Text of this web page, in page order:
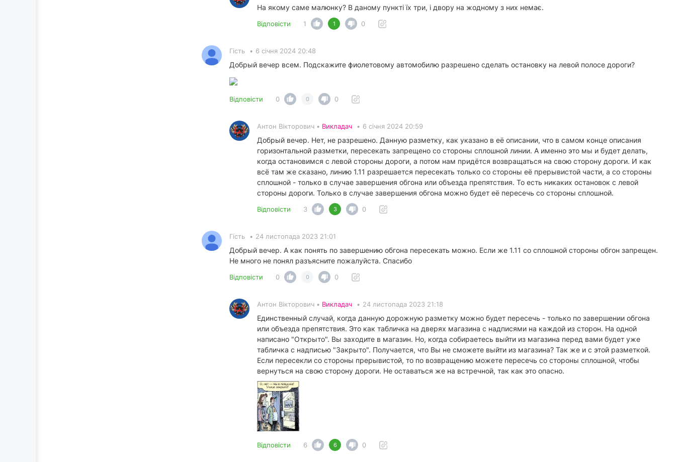
На якому саме малюнку? В даному пункті їх три, і двору на жодному з них немає.
Відповісти 1 1 0
Гість • 6 січня 2024 20:48
Добрый вечер всем. Подскажите фиолетовому автомобилю разрешено сделать остановку на левой полосе дороги?
Відповісти 0 0 0
Антон Вікторович • Викладач • 6 січня 2024 20:59
Добрый вечер. Нет, не разрешено. Данную разметку, как указано в её описании, что в самом конце описания
горизонтальной разметки, пересекать запрещено со стороны сплошной линии. А именно это мы и будет делать,
когда остановимся с левой стороны дороги, а потом нам придётся возвращаться на свою сторону дороги. И как
всё там же сказано, линию 1.11 разрешается пересекать только со стороны её прерывистой части, а со стороны
сплошной - только в случае завершения обгона или объезда препятствия. То есть никаких остановок с левой
стороны дороги. Только в случае завершения обгона можно будет её пересечь со стороны сплошной.
Відповісти 3 3 0
Гість • 24 листопада 2023 21:01
Добрый вечер. А как понять по завершению обгона пересекать можно. Если же 1.11 со сплошной стороны обгон запрещен.
Не много не понял разъясните пожалуйста. Спасибо
Відповісти 0 0 0
Антон Вікторович • Викладач • 24 листопада 2023 21:18
Единственный случай, когда данную дорожную разметку можно будет пересечь - только по завершении обгона
или объезда препятствия. Это как табличка на дверях магазина с надписями на каждой из сторон. На одной
написано "Открыто". Вы заходите в магазин. Но, когда собираетесь выйти из магазина перед вами будет уже
табличка с надписью "Закрыто". Получается, что Вы не сможете выйти из магазина? Так же и с этой разметкой.
Если пересекли со стороны прерывистой, то по возвращению можете пересечь со стороны сплошной, чтобы
вернуться на свою сторону дороги. Не оставаться же на встречной, так как это опасно.
Відповісти 6 6 0